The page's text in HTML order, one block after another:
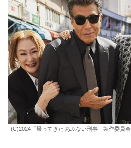
(C)2024「帰ってきた あぶない刑事」製作委員会